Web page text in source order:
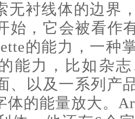
无衬线体的边界
始，它会被看作
的能力，一种
能力，比如杂
、以及一系列产
体的能量放大。